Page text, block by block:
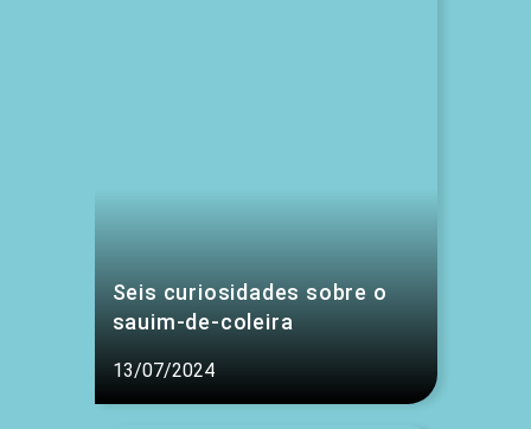
Seis curiosidades sobre o
sauim-de-coleira
13/07/2024